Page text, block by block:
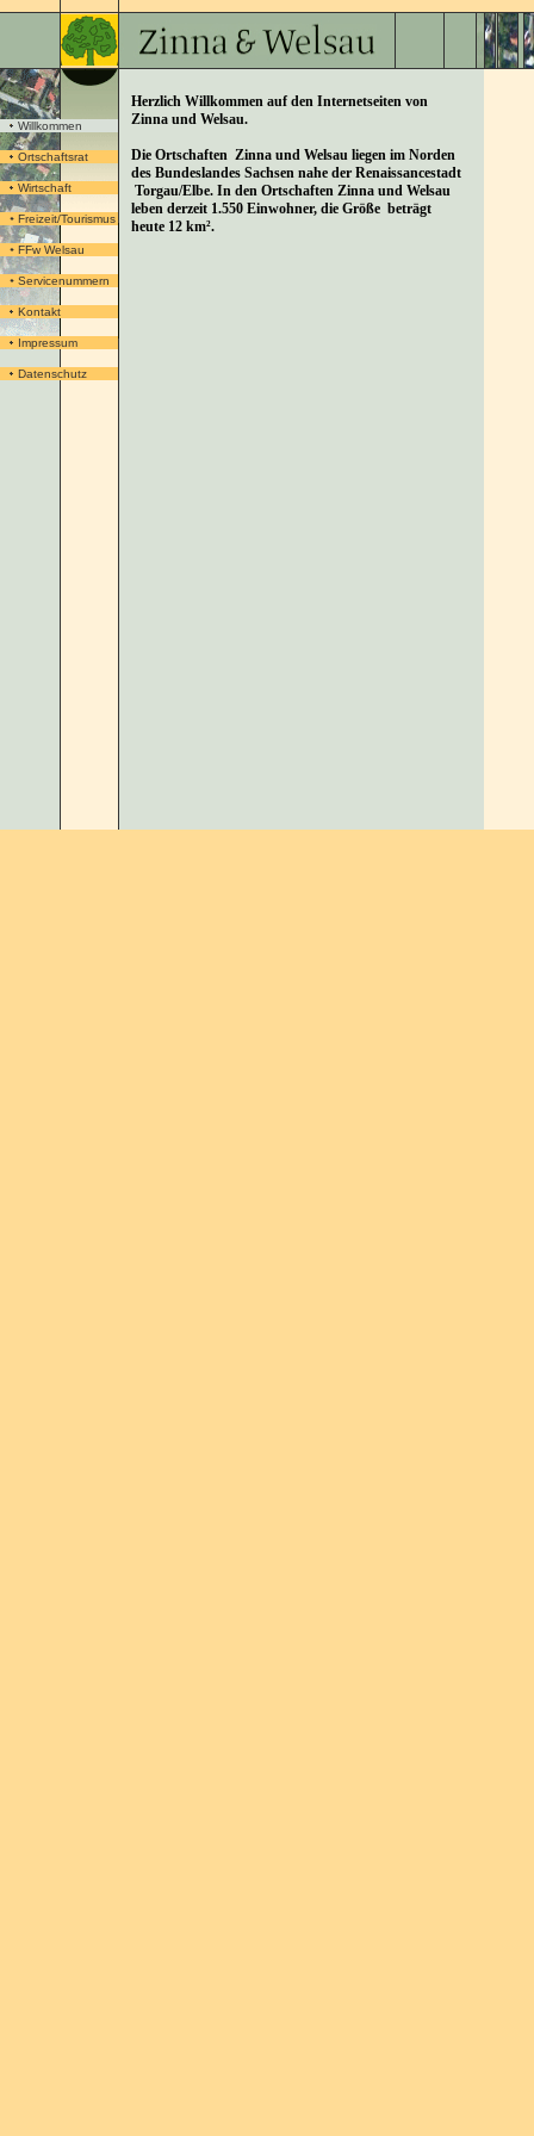
Willkommen
Ortschaftsrat
Wirtschaft
Freizeit/Tourismus
FFw Welsau
Servicenummern
Kontakt
Impressum
Datenschutz
Herzlich Willkommen auf den Internetseiten von
Zinna und Welsau.
Die Ortschaften Zinna und Welsau liegen im Norden
des Bundeslandes Sachsen nahe der Renaissancestadt
Torgau/Elbe. In den Ortschaften Zinna und Welsau
leben derzeit 1.550 Einwohner, die Größe beträgt
heute 12 km².